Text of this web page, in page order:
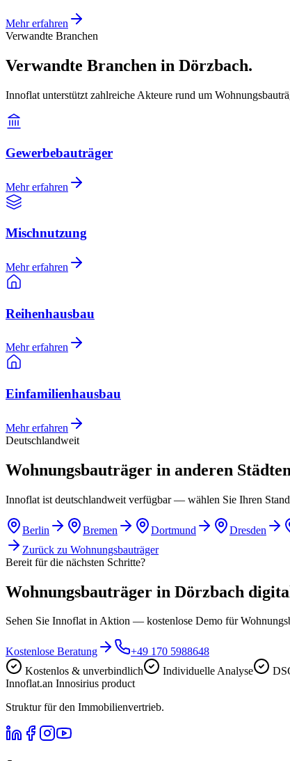
Mehr erfahren
Verwandte Branchen
Verwandte Branchen in Dörzbach.
Innoflat unterstützt zahlreiche Akteure rund um
Gewerbebauträger
Mehr erfahren
Mischnutzung
Mehr erfahren
Reihenhausbau
Mehr erfahren
Einfamilienhausbau
Mehr erfahren
Deutschlandweit
Wohnungsbauträger in anderen
Innoflat ist deutschlandweit verfügbar — wählen Sie Ihren
Berlin Bremen Dortmund Dresden
Zurück zu Wohnungsbauträger
Bereit für die nächsten Schritte?
Wohnungsbauträger in Dörzbach
Sehen Sie Innoflat in Aktion — kostenlose Demo für
Kostenlose Beratung
+49 170 5988648
Kostenlos & unverbindlich
Individuelle Analyse
Innoflat.an Innosirius product
Struktur für den Immobilienvertrieb.